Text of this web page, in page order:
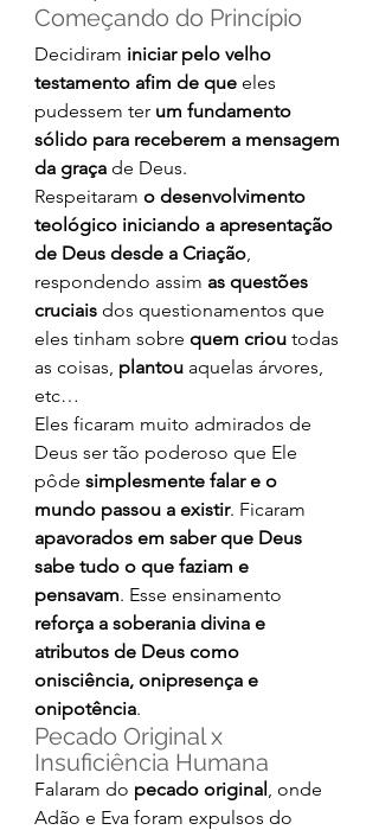
Começando do Princípio
Decidiram iniciar pelo velho
testamento afim de que eles
pudessem ter um fundamento
sólido para receberem a mensagem
da graça de Deus.
Respeitaram o desenvolvimento
teológico iniciando a apresentação
de Deus desde a Criação,
respondendo assim as questões
cruciais dos questionamentos que
eles tinham sobre quem criou todas
as coisas, plantou aquelas árvores,
etc…
Eles ficaram muito admirados de
Deus ser tão poderoso que Ele
pôde simplesmente falar e o
mundo passou a existir. Ficaram
apavorados em saber que Deus
sabe tudo o que faziam e
pensavam. Esse ensinamento
reforça a soberania divina e
atributos de Deus como
onisciência, onipresença e
onipotência.
Pecado Original x
Insuficiência Humana
Falaram do pecado original, onde
Adão e Eva foram expulsos do